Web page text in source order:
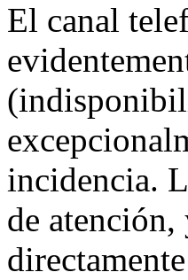
El canal
incidencia.
de atención,